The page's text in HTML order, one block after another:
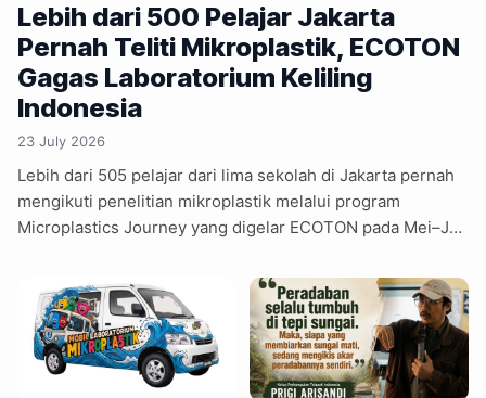
Lebih dari 500 Pelajar Jakarta
Pernah Teliti Mikroplastik, ECOTON
Gagas Laboratorium Keliling
Indonesia
23 July 2026
Lebih dari 505 pelajar dari lima sekolah di Jakarta pernah
mengikuti penelitian mikroplastik melalui program
Microplastics Journey yang digelar ECOTON pada Mei–Juli
langsung terhadap udara, air, tanaman, kulit, hingga daun
menggunakan metode laboratorium sederhana. Kegiatan
menjadi salah satu upaya memperkenalkan metode citizen
science kepada pelajar sekaligus meningkatkan literasi
mengenai ancaman mikroplastik. Pengalaman pelaksanaan